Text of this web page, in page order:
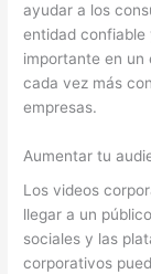
ayudar a los
entidad confiable
importante en un
cada vez más
empresas.
Aumentar tu
Los videos
llegar a un
sociales y las
corporativos